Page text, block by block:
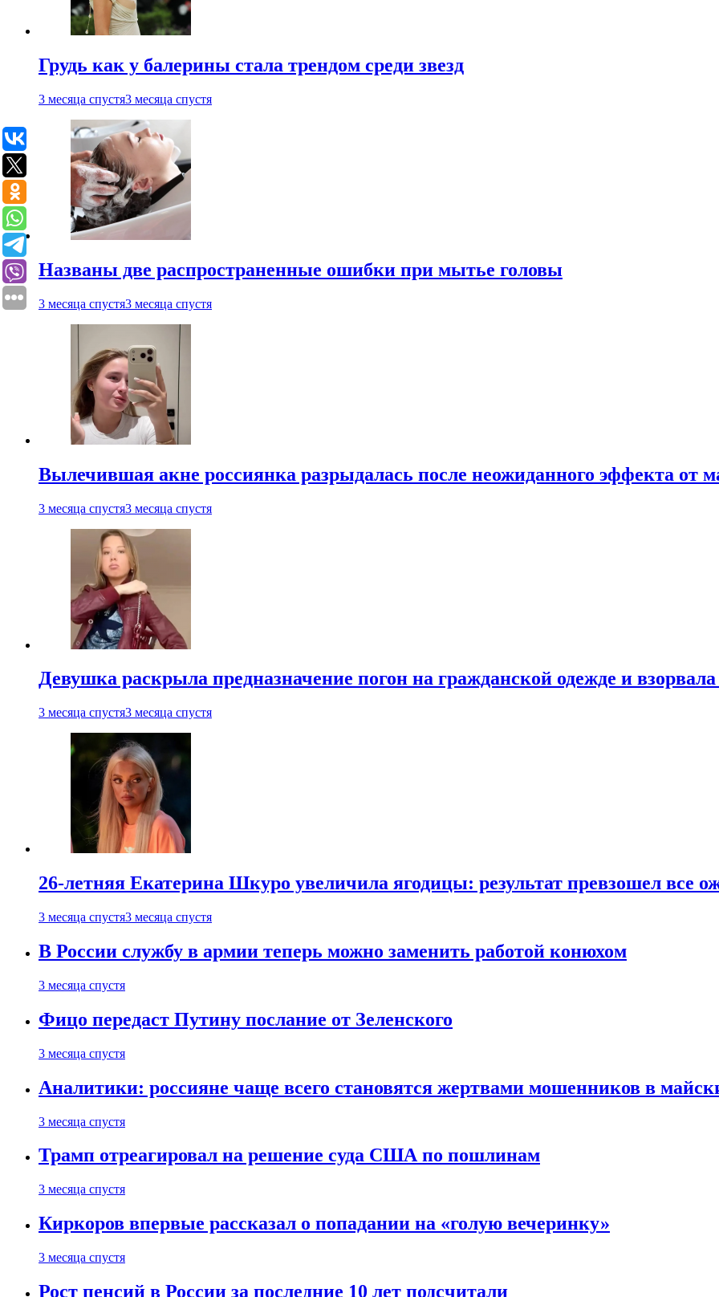
Грудь как у балерины стала трендом среди звезд
3 месяца спустя3 месяца спустя
Названы две распространенные ошибки при мытье головы
3 месяца спустя3 месяца спустя
Вылечившая акне россиянка разрыдалась после неожиданного эффекта от
3 месяца спустя3 месяца спустя
Девушка раскрыла предназначение погон на гражданской одежде и взорвала
3 месяца спустя3 месяца спустя
26-летняя Екатерина Шкуро увеличила ягодицы: результат превзошел все
3 месяца спустя3 месяца спустя
В России службу в армии теперь можно заменить работой конюхом
3 месяца спустя
Фицо передаст Путину послание от Зеленского
3 месяца спустя
Аналитики: россияне чаще всего становятся жертвами мошенников в
3 месяца спустя
Трамп отреагировал на решение суда США по пошлинам
3 месяца спустя
Киркоров впервые рассказал о попадании на «голую вечеринку»
3 месяца спустя
Рост пенсий в России за последние 10 лет подсчитали